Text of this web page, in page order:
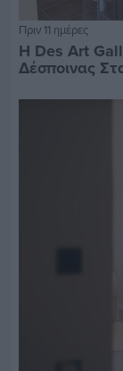
Πριν 11 ημέρες
Η Des Art
Δέσποινας